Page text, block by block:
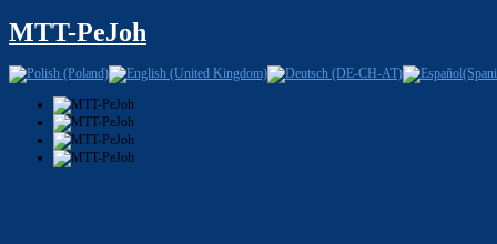
MTT-PeJoh